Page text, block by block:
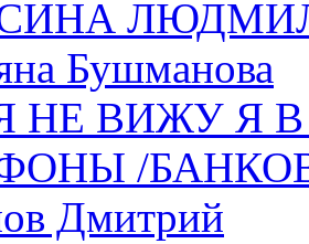
Бушманова
НЕ ВИЖУ Я
/
Дмитрий